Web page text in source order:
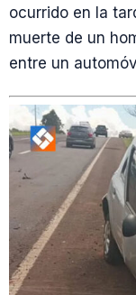
ocurrido en la
muerte de un
entre un